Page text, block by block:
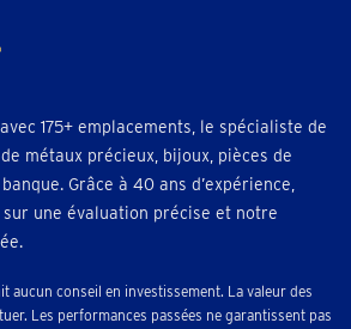
175+ emplacements, le spécialiste de
métaux précieux, bijoux, pièces de
Grâce à 40 ans d’expérience,
une évaluation précise et notre
aucun conseil en investissement. La valeur des
Les performances passées ne garantissent pas